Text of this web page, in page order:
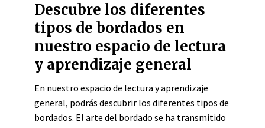
Descubre los diferentes
tipos de bordados en
nuestro espacio de lectura
y aprendizaje general
En nuestro espacio de lectura y aprendizaje
general, podrás descubrir los diferentes tipos de
bordados. El arte del bordado se ha transmitido